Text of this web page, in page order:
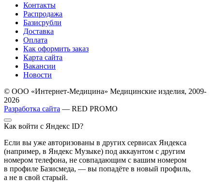
Контакты
Распродажа
Базисрубли
Доставка
Оплата
Как оформить заказ
Карта сайта
Вакансии
Новости
© ООО «Интернет-Медицина» Медицинские изделия, 2009-
2026
Разработка сайта — RED PROMO
Как войти с Яндекс ID?
Если вы уже авторизованы в других сервисах Яндекса
(например, в Яндекс Музыке) под аккаунтом с другим
номером телефона, не совпадающим с вашим номером
в профиле Базисмеда, — вы попадёте в новый профиль,
а не в свой старый.